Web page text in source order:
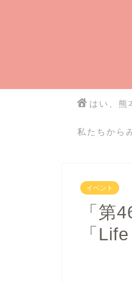
はい、熊
私たちから
イベント
「第
「